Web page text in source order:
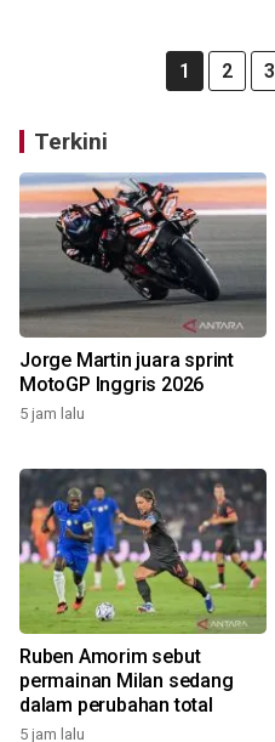
1 2 3
Terkini
Jorge Martin juara sprint
MotoGP Inggris 2026
5 jam lalu
Ruben Amorim sebut
permainan Milan sedang
dalam perubahan total
5 jam lalu